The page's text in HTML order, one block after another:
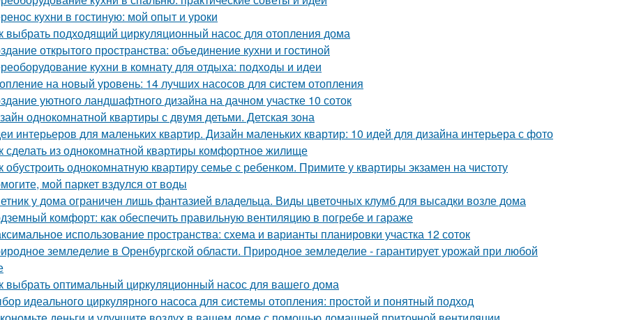
кухни в гостиную: мой опыт и уроки
выбрать подходящий циркуляционный насос для отопления дома
открытого пространства: объединение кухни и гостиной
кухни в комнату для отдыха: подходы и идеи
на новый уровень: 14 лучших насосов для систем отопления
уютного ландшафтного дизайна на дачном участке 10 соток
однокомнатной квартиры с двумя детьми. Детская зона
интерьеров для маленьких квартир. Дизайн маленьких квартир: 10 идей для дизайна интерьера с фото
сделать из однокомнатной квартиры комфортное жилище
обустроить однокомнатную квартиру семье с ребенком. Примите у квартиры экзамен на чистоту
мой паркет вздулся от воды
у дома ограничен лишь фантазией владельца. Виды цветочных клумб для высадки возле дома
комфорт: как обеспечить правильную вентиляцию в погребе и гараже
использование пространства: схема и варианты планировки участка 12 соток
земледелие в Оренбургской области. Природное земледелие - гарантирует урожай при любой
выбрать оптимальный циркуляционный насос для вашего дома
идеального циркулярного насоса для системы отопления: простой и понятный подход